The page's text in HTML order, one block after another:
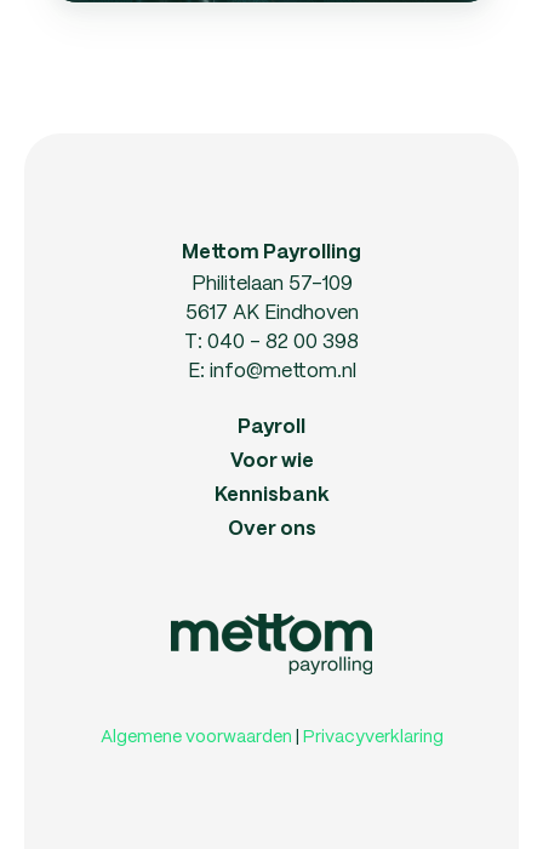
Mettom Payrolling
Philitelaan 57-109
5617 AK Eindhoven
T: 040 - 82 00 398
E: info@mettom.nl
Payroll
Voor wie
Kennisbank
Over ons
Algemene voorwaarden|Privacyverklaring